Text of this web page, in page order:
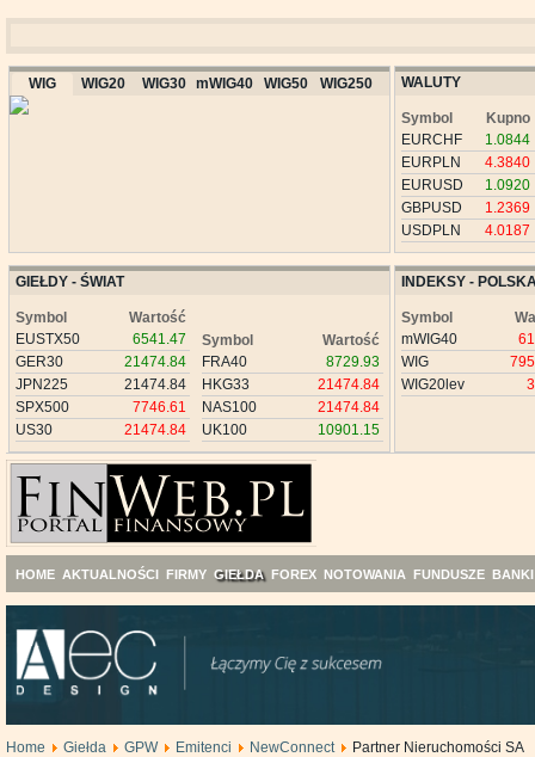
WIG WIG20 WIG30 mWIG40 WIG50 WIG250 WALUTY
Symbol
Kupno
EURCHF
1.0844
EURPLN
4.3840
EURUSD
1.0920
GBPUSD
1.2369
USDPLN
4.0187
GIEŁDY - ŚWIAT
Symbol
Wartość
EUSTX50
6541.47
GER30
21474.84
JPN225
21474.84
SPX500
7746.61
US30
21474.84
Symbol
Wartość
FRA40
8729.93
HKG33
21474.84
NAS100
21474.84
UK100
10901.15
INDEKSY -
Symbol
mWIG40
WIG
WIG20lev
HOME AKTUALNOŚCI FIRMY GIEŁDA FOREX NOTOWANIA FUNDUSZE BANKI
Home Giełda GPW Emitenci NewConnect Partner Nieruchomości SA